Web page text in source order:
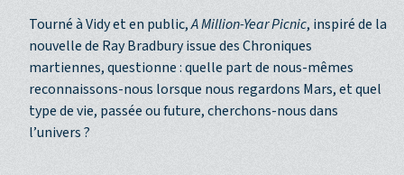
Tourné à Vidy et en public,A Million-Year Picnic, inspiré de la
nouvelle de Ray Bradbury issue des Chroniques
martiennes, questionne : quelle part de nous-mêmes
reconnaissons-nous lorsque nous regardons Mars, et quel
type de vie, passée ou future, cherchons-nous dans
l’univers ?